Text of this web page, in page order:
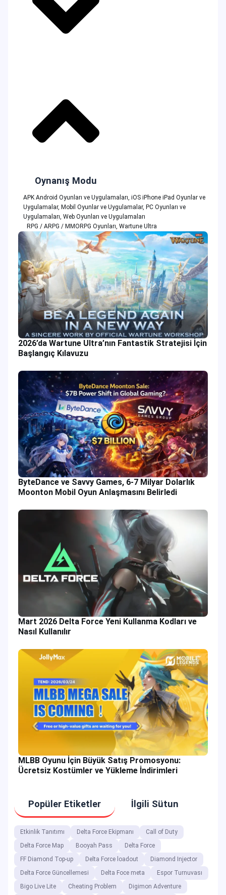
Oynanış Modu
APK Android Oyunları ve Uygulamaları, iOS iPhone iPad Oyunlar ve
Uygulamalar, Mobil Oyunlar ve Uygulamalar, PC Oyunları ve
Uygulamaları, Web Oyunları ve Uygulamaları
RPG / ARPG / MMORPG Oyunları, Wartune Ultra
2026’da Wartune Ultra’nın Fantastik Stratejisi İçin
Başlangıç Kılavuzu
ByteDance ve Savvy Games, 6-7 Milyar Dolarlık
Moonton Mobil Oyun Anlaşmasını Belirledi
Mart 2026 Delta Force Yeni Kullanma Kodları ve
Nasıl Kullanılır
MLBB Oyunu İçin Büyük Satış Promosyonu:
Ücretsiz Kostümler ve Yükleme İndirimleri
Popüler Etiketler İlgili Sütun
Etkinlik Tanıtımı Delta Force Ekipmanı
Call of Duty
Delta Force Map
Booyah Pass
Delta Force
FF Diamond Top-up
Delta Force loadout
Diamond Injector
Delta Force Güncellemesi
Delta Foce meta
Espor Turnuvası
Bigo Live Lite
Cheating Problem
Digimon Adventure